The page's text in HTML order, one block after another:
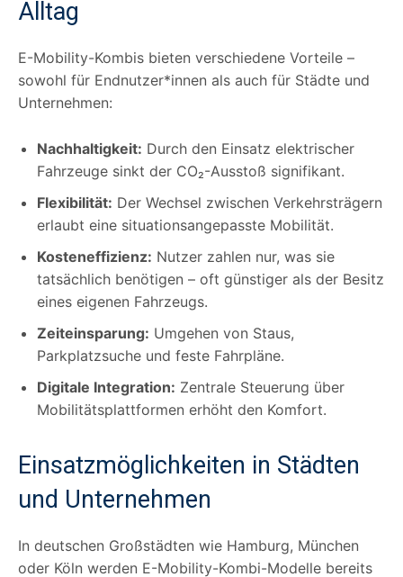
Alltag
E-Mobility-Kombis bieten verschiedene Vorteile –
sowohl für Endnutzer*innen als auch für Städte und
Unternehmen:
Nachhaltigkeit: Durch den Einsatz elektrischer
Fahrzeuge sinkt der CO₂-Ausstoß signifikant.
Flexibilität: Der Wechsel zwischen Verkehrsträgern
erlaubt eine situationsangepasste Mobilität.
Kosteneffizienz: Nutzer zahlen nur, was sie
tatsächlich benötigen – oft günstiger als der Besitz
eines eigenen Fahrzeugs.
Zeiteinsparung: Umgehen von Staus,
Parkplatzsuche und feste Fahrpläne.
Digitale Integration: Zentrale Steuerung über
Mobilitätsplattformen erhöht den Komfort.
Einsatzmöglichkeiten in Städten
und Unternehmen
In deutschen Großstädten wie Hamburg, München
oder Köln werden E-Mobility-Kombi-Modelle bereits